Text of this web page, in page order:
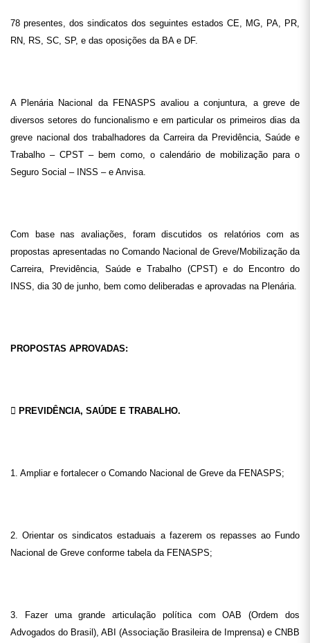
78 presentes, dos sindicatos dos seguintes estados CE, MG, PA, PR,
RN, RS, SC, SP, e das oposições da BA e DF.
A Plenária Nacional da FENASPS avaliou a conjuntura, a greve de
diversos setores do funcionalismo e em particular os primeiros dias da
greve nacional dos trabalhadores da Carreira da Previdência, Saúde e
Trabalho – CPST – bem como, o calendário de mobilização para o
Seguro Social – INSS – e Anvisa.
Com base nas avaliações, foram discutidos os relatórios com as
propostas apresentadas no Comando Nacional de Greve/Mobilização da
Carreira, Previdência, Saúde e Trabalho (CPST) e do Encontro do
INSS, dia 30 de junho, bem como deliberadas e aprovadas na Plenária.
PROPOSTAS APROVADAS:
 PREVIDÊNCIA, SAÚDE E TRABALHO.
1. Ampliar e fortalecer o Comando Nacional de Greve da FENASPS;
2. Orientar os sindicatos estaduais a fazerem os repasses ao Fundo
Nacional de Greve conforme tabela da FENASPS;
3. Fazer uma grande articulação política com OAB (Ordem dos
Advogados do Brasil), ABI (Associação Brasileira de Imprensa) e CNBB